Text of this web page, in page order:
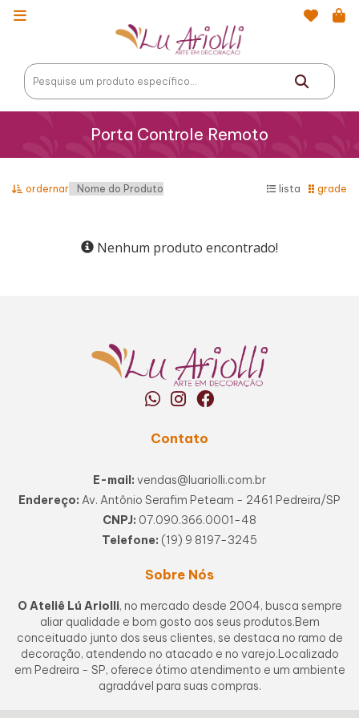
Porta Controle Remoto
ordernar lista grade
Nenhum produto encontrado!
Contato
E-mail: vendas@luariolli.com.br
Endereço: Av. Antônio Serafim Peteam - 2461 Pedreira/SP
CNPJ: 07.090.366.0001-48
Telefone: (19) 9 8197-3245
Sobre Nós
O Ateliê Lú Ariolli, no mercado desde 2004, busca sempre
aliar qualidade e bom gosto aos seus produtos.Bem
conceituado junto dos seus clientes, se destaca no ramo de
decoração, atendendo no atacado e no varejo.Localizado
em Pedreira - SP, oferece ótimo atendimento e um ambiente
agradável para suas compras.